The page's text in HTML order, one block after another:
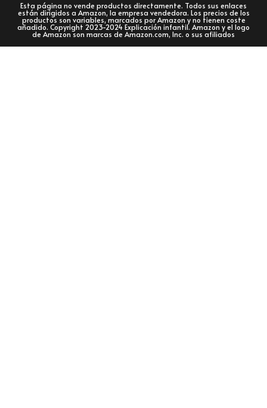
Esta página no vende productos directamente. Todos sus enlaces
están dirigidos a Amazon, la empresa vendedora. Los precios de los
productos son variables, marcados por Amazon y no tienen coste
añadido. Copyright 2023-2024 Explicación infantil. Amazon y el logo
de Amazon son marcas de Amazon.com, Inc. o sus afiliados